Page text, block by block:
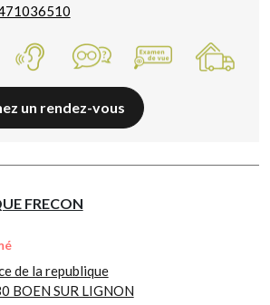
un rendez-vous
FRECON
de la republique
BOEN SUR LIGNON